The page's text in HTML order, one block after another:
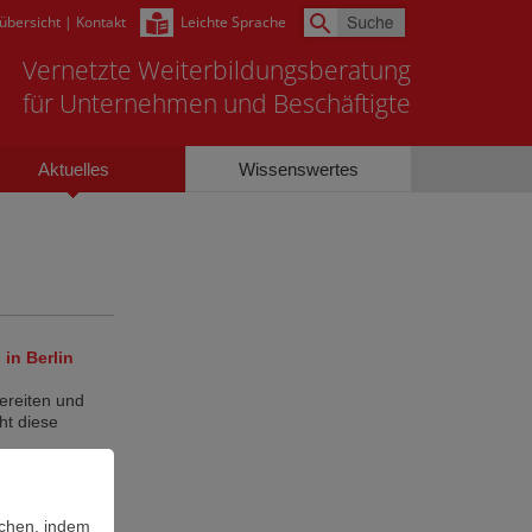
| Kontakt Leichte Sprache
Vernetzte Weiterbildungsberatung
für Unternehmen und Beschäftigte
Aktuelles Wissenswertes
in Berlin
und
diese
indem